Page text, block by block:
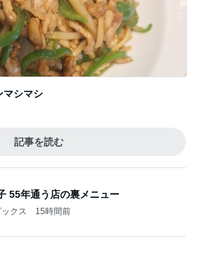
マシマシ
記事を読む
55年通う店の裏メニュー
クス 15時間前